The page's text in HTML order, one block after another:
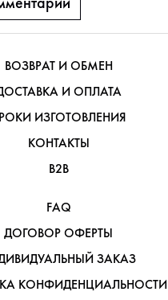
ВОЗВРАТ И ОБМЕН
И ОПЛАТА
ИЗГОТОВЛЕНИЯ
КОНТАКТЫ
В2В
FAQ
ДОГОВОР ОФЕРТЫ
ЗАКАЗ
КОНФИДЕНЦИАЛЬНОСТИ